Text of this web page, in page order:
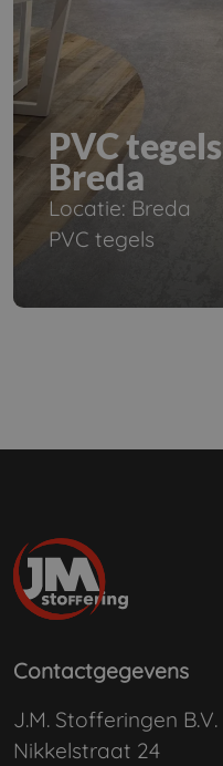
PVC
Breda
Locatie: Breda
PVC tegels
Contactgegevens
J.M. Stofferingen B.V.
Nikkelstraat 24